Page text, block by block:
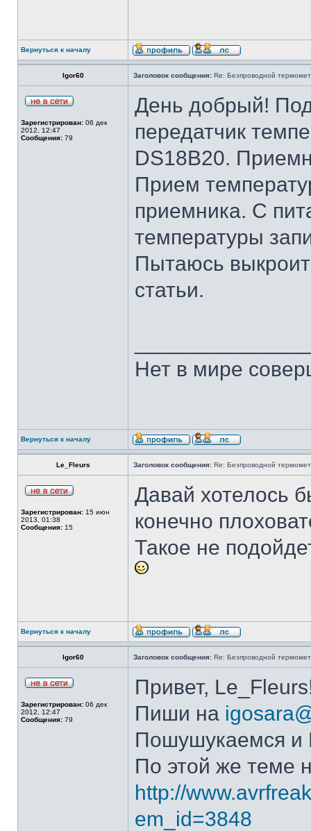
Вернуться к началу
Igor60 Заголовок сообщения: Re: Безпроводной
Зарегистрирован: 06 дек
2012, 12:47
Сообщения: 79
День добрый!
передатчик
DS18B20.
Прием
приемника. С
температуры
Пытаюсь
статьи.
Нет в мире
Вернуться к началу
Le_Fleurs Заголовок сообщения: Re: Безпроводной
Зарегистрирован: 15 июн
2013, 01:38
Сообщения: 15
Давай хотелось
конечно
Такое не
Вернуться к началу
Igor60 Заголовок сообщения: Re: Безпроводной
Зарегистрирован: 06 дек
2012, 12:47
Сообщения: 79
Привет,
Пиши на
Пошушукаемся
По этой же теме
http://
em_id=3848